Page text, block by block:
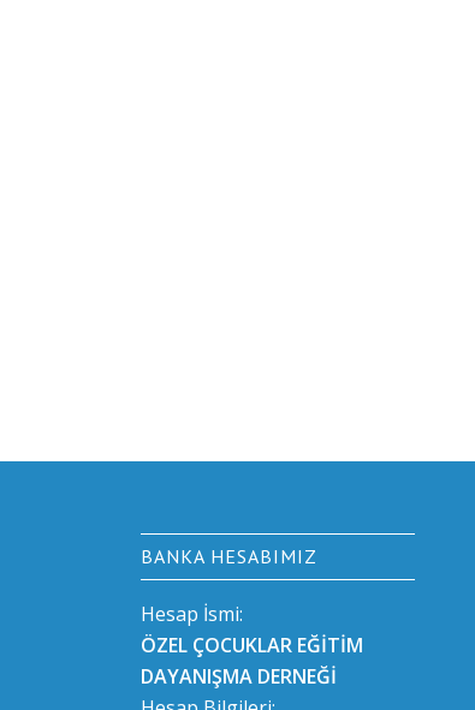
BANKA HESABIMIZ
Hesap İsmi:
ÖZEL ÇOCUKLAR EĞİTİM
DAYANIŞMA DERNEĞİ